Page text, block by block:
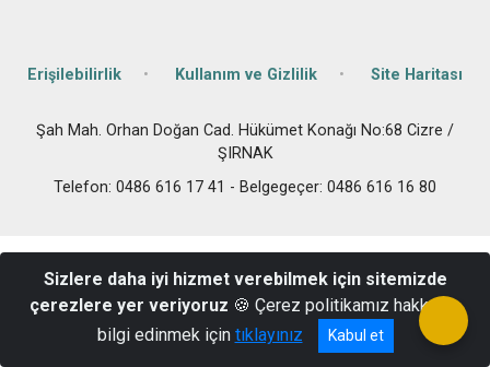
Erişilebilirlik Kullanım ve Gizlilik Site Haritası
Şah Mah. Orhan Doğan Cad. Hükümet Konağı No:68 Cizre /
ŞIRNAK
Telefon: 0486 616 17 41 - Belgegeçer: 0486 616 16 80
Sizlere daha iyi hizmet verebilmek için sitemizde
çerezlere yer veriyoruz 🍪 Çerez politikamız hakkında
bilgi edinmek için tıklayınız Kabul et